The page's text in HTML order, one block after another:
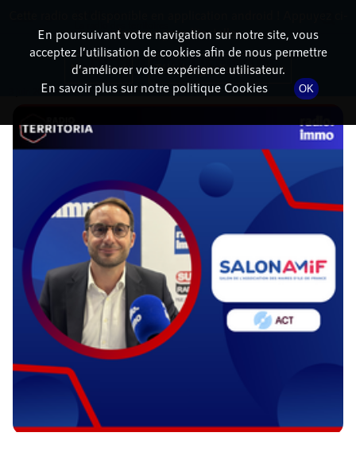
DÉTAILS DE L'ÉPISODE
3 juin 2026à 8h02, durée : 13 minutes
En poursuivant votre navigation sur notre site, vous
acceptez l’utilisation de cookies afin de nous permettre
d’améliorer votre expérience utilisateur.
En savoir plus sur notre politique Cookies
OK
dessous pour l'installer.
Non merci Télécharger l'application